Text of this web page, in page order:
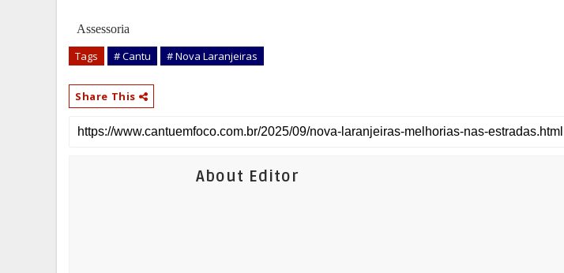
Assessoria
Tags # Cantu # Nova Laranjeiras
Share This
About Editor